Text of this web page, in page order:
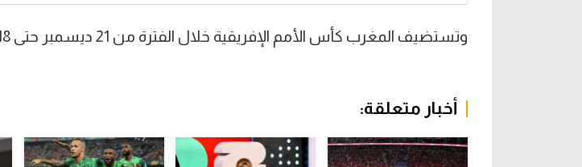
وتستضيف المغرب كأس الأمم الإفريقية خلال الفترة من 21 ديسمبر حتى 18 يناير المقبلين.
أخبار متعلقة: